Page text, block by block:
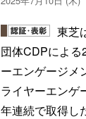
東芝
団体CDPによ
ーエンゲージメ
ライヤーエンゲ
年連続で取得し